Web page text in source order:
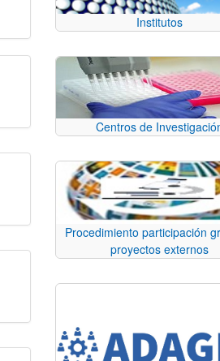
Institutos
Centros de
Procedimiento participación
proyectos externos